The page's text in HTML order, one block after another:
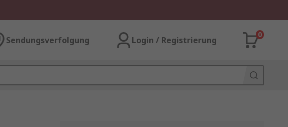
Sendungsverfolgung Login / Registrierung
0